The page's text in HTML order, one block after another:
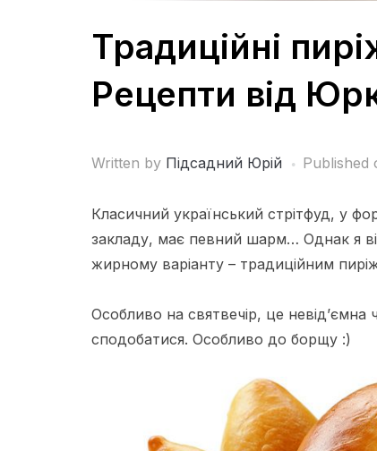
Традиційні
Рецепти від
Written by Підсадний Юрій Published
Класичний український стрітфуд, у
закладу, має певний шарм… Однак я
жирному варіанту – традиційним
Особливо на святвечір, це невід’ємна
сподобатися. Особливо до борщу :)